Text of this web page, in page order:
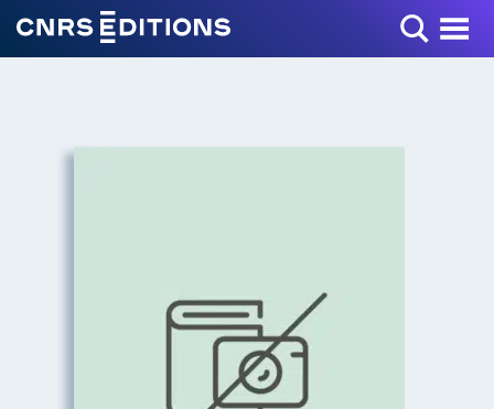
Toggle Menu